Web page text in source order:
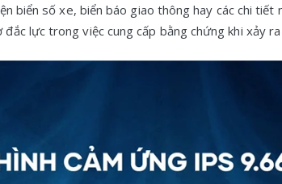
biển số xe, biển báo giao thông hay các chi tiết
lực trong việc cung cấp bằng chứng khi xảy